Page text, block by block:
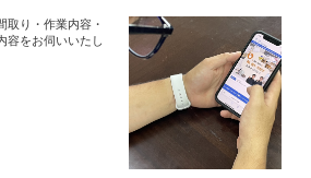
取り・作業内容・
容をお伺いいたし